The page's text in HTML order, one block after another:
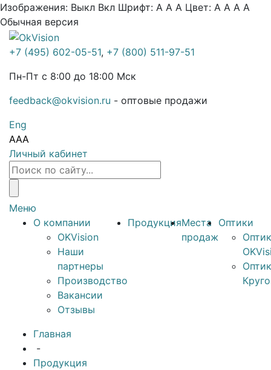
Изображения: Выкл Вкл Шрифт: A A A Цвет: A A A A
Обычная версия
+7 (495) 602-05-51, +7 (800) 511-97-51
Пн-Пт с 8:00 до 18:00 Мск
feedback@okvision.ru - оптовые продажи
Eng
AAA
Личный кабинет
Меню
О компании
OKVision
Наши
партнеры
Производство
Вакансии
Отзывы
ПродукцияМеста
продаж
Оптики
Главная
-
Продукция